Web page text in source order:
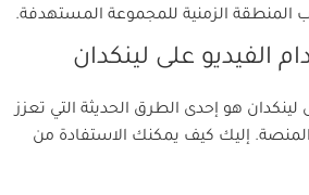
الزمنية للمجموعة المستهدفة.
الفيديو على لينكدان
هو إحدى الطرق الحديثة التي تعزز
إليك كيف يمكنك الاستفادة من